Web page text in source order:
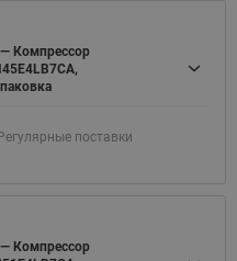
Компрессор
поставки
Компрессор